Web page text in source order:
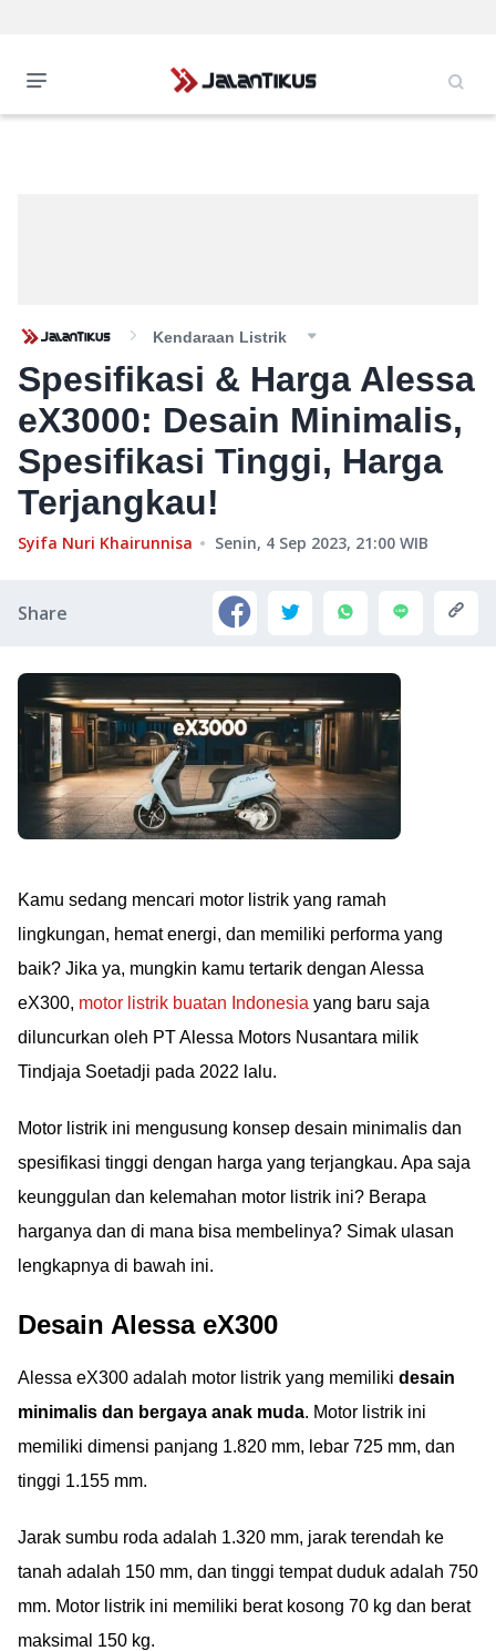
Kendaraan Listrik
Spesifikasi & Harga Alessa
eX3000: Desain Minimalis,
Spesifikasi Tinggi, Harga
Terjangkau!
Syifa Nuri Khairunnisa Senin, 4 Sep 2023, 21:00 WIB
Share
Kamu sedang mencari motor listrik yang ramah
lingkungan, hemat energi, dan memiliki performa yang
baik? Jika ya, mungkin kamu tertarik dengan Alessa
eX300, motor listrik buatan Indonesia yang baru saja
diluncurkan oleh PT Alessa Motors Nusantara milik
Tindjaja Soetadji pada 2022 lalu.
Motor listrik ini mengusung konsep desain minimalis dan
spesifikasi tinggi dengan harga yang terjangkau. Apa saja
keunggulan dan kelemahan motor listrik ini? Berapa
harganya dan di mana bisa membelinya? Simak ulasan
lengkapnya di bawah ini.
Desain Alessa eX300
Alessa eX300 adalah motor listrik yang memiliki desain
minimalis dan bergaya anak muda. Motor listrik ini
memiliki dimensi panjang 1.820 mm, lebar 725 mm, dan
tinggi 1.155 mm.
Jarak sumbu roda adalah 1.320 mm, jarak terendah ke
tanah adalah 150 mm, dan tinggi tempat duduk adalah 750
mm. Motor listrik ini memiliki berat kosong 70 kg dan berat
maksimal 150 kg.